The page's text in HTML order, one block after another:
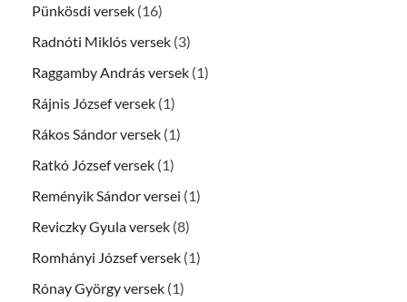
Pünkösdi versek (16)
Radnóti Miklós versek (3)
Raggamby András versek (1)
Rájnis József versek (1)
Rákos Sándor versek (1)
Ratkó József versek (1)
Reményik Sándor versei (1)
Reviczky Gyula versek (8)
Romhányi József versek (1)
Rónay György versek (1)